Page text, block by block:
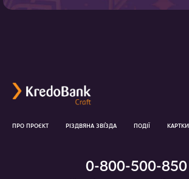
ПРО ПРОЄКТ РІЗДВЯНА ЗВ ЗДА ПОДІЇ КАРТКИ
0-800-500-850